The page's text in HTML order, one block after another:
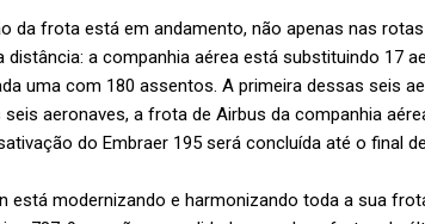
da frota está em andamento, não apenas nas
a companhia aérea está substituindo 17
uma com 180 assentos. A primeira dessas seis
aeronaves, a frota de Airbus da companhia
do Embraer 195 será concluída até o final
está modernizando e harmonizando toda a sua